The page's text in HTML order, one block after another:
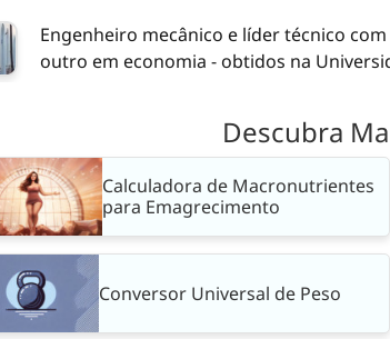
Engenheiro mecânico e líder técnico
outro em economia - obtidos na
Descubra
Calculadora de Macronutrientes
para Emagrecimento
Conversor Universal de Peso